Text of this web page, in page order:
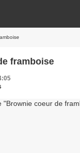
framboise